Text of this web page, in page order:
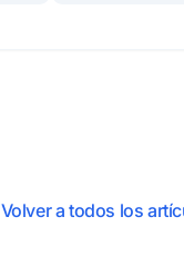
Volver a todos los